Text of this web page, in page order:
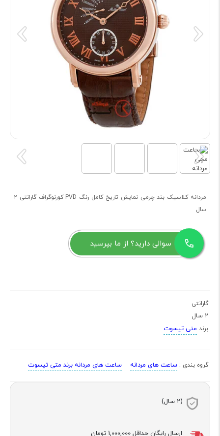
مردانه کلاسیک بند چرمی نمایش تاریخ کامل رنگ PVD کورنوگراف گارانتی 2
سال
سوالی دارید؟ از ما بپرسید
گارانتی
2 سال
برند متی تیسوت
گروه بندی : ساعت های مردانه ساعت های مردانه برند متی تیسوت
(2 سال)
ارسال رایگان حداقل 1,000,000 تومان